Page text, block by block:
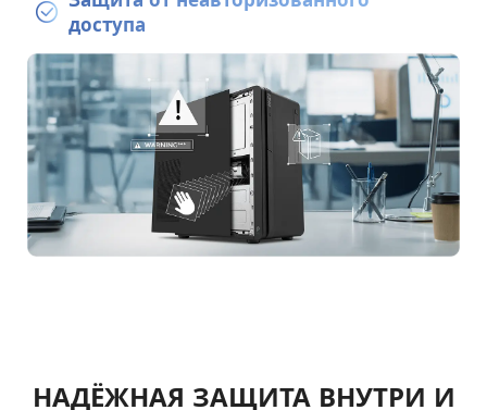
доступа
НАДЁЖНАЯ ЗАЩИТА ВНУТРИ И